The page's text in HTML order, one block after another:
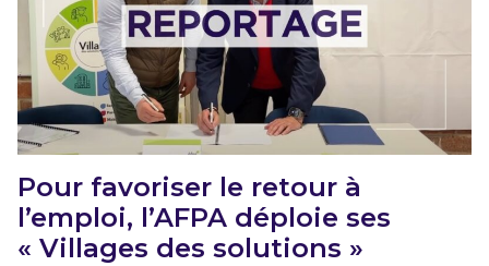
Pour favoriser le retour à
l’emploi, l’AFPA déploie ses
« Villages des solutions »